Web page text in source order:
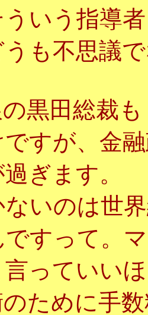
ういう指導
も不思議
黒田総裁
すが、金
ぎます。
ないのは世
ですって。
っていい
ために手